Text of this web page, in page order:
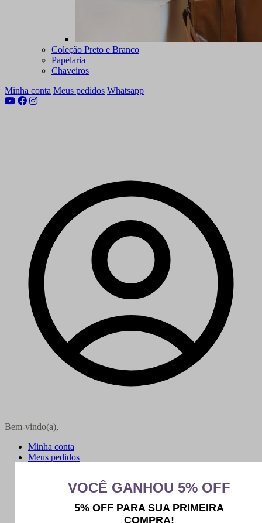
Coleção Preto e Branco
Papelaria
Chaveiros
Minha conta Meus pedidos Whatsapp
Bem-vindo(a),
Minha conta
Meus pedidos